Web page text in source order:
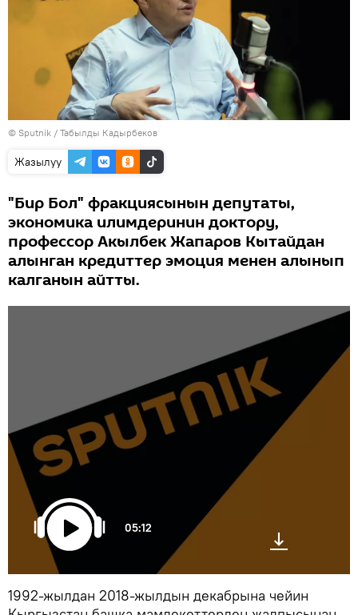
© Sputnik / Табылды Кадырбеков
Жазылуу
"Бир Бол" фракциясынын депутаты,
экономика илимдеринин доктору,
профессор Акылбек Жапаров Кытайдан
алынган кредиттер эмоция менен алынып
калганын айтты.
05:12
1992-жылдан 2018-жылдын декабрына чейин